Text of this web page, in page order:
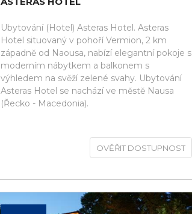
Ubytování (Hotel) Asteras Hotel. Asteras
Hotel situovaný v pohoří Vermion, 2 km
západně od Naousa, nabízí elegantní pokoje s
moderním nábytkem a balkonem s
výhledem na svěží zelené svahy. Ubytování
Asteras Hotel se nachází ve městě Nausa
(Řecko - Macedonia).
OVĚŘIT DOSTUPNOST